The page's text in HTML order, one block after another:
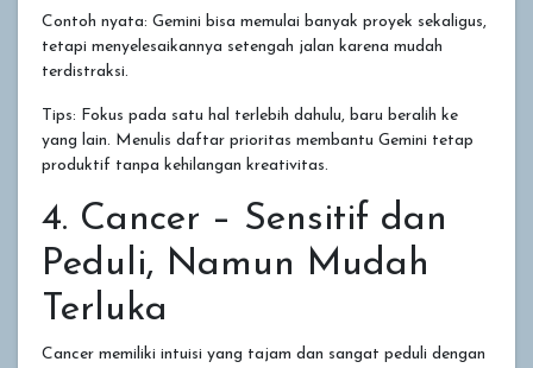
Contoh nyata: Gemini bisa memulai banyak proyek sekaligus,
tetapi menyelesaikannya setengah jalan karena mudah
terdistraksi.
Tips: Fokus pada satu hal terlebih dahulu, baru beralih ke
yang lain. Menulis daftar prioritas membantu Gemini tetap
produktif tanpa kehilangan kreativitas.
4. Cancer – Sensitif dan
Peduli, Namun Mudah
Terluka
Cancer memiliki intuisi yang tajam dan sangat peduli dengan